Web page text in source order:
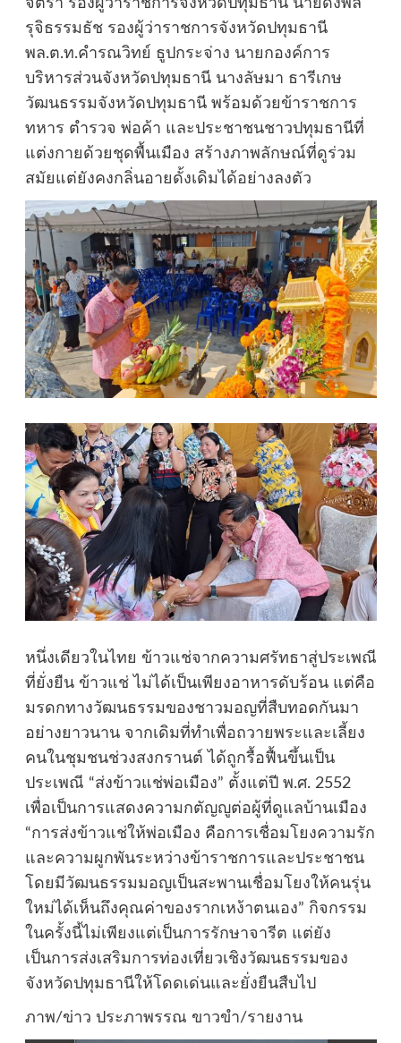
จิตรา รองผู้ว่าราชการจังหวัดปทุมธานี นายดงพล
รุจิธรรมธัช รองผู้ว่าราชการจังหวัดปทุมธานี
พล.ต.ท.คำรณวิทย์ ธูปกระจ่าง นายกองค์การ
บริหารส่วนจังหวัดปทุมธานี นางลัษมา ธารีเกษ
วัฒนธรรมจังหวัดปทุมธานี พร้อมด้วยข้าราชการ
ทหาร ตำรวจ พ่อค้า และประชาชนชาวปทุมธานีที่
แต่งกายด้วยชุดพื้นเมือง สร้างภาพลักษณ์ที่ดูร่วม
สมัยแต่ยังคงกลิ่นอายดั้งเดิมได้อย่างลงตัว
หนึ่งเดียวในไทย ข้าวแช่จากความศรัทธาสู่ประเพณี
ที่ยั่งยืน ข้าวแช่ ไม่ได้เป็นเพียงอาหารดับร้อน แต่คือ
มรดกทางวัฒนธรรมของชาวมอญที่สืบทอดกันมา
อย่างยาวนาน จากเดิมที่ทำเพื่อถวายพระและเลี้ยง
คนในชุมชนช่วงสงกรานต์ ได้ถูกรื้อฟื้นขึ้นเป็น
ประเพณี “ส่งข้าวแช่พ่อเมือง” ตั้งแต่ปี พ.ศ. 2552
เพื่อเป็นการแสดงความกตัญญูต่อผู้ที่ดูแลบ้านเมือง
“การส่งข้าวแช่ให้พ่อเมือง คือการเชื่อมโยงความรัก
และความผูกพันระหว่างข้าราชการและประชาชน
โดยมีวัฒนธรรมมอญเป็นสะพานเชื่อมโยงให้คนรุ่น
ใหม่ได้เห็นถึงคุณค่าของรากเหง้าตนเอง” กิจกรรม
ในครั้งนี้ไม่เพียงแต่เป็นการรักษาจารีต แต่ยัง
เป็นการส่งเสริมการท่องเที่ยวเชิงวัฒนธรรมของ
จังหวัดปทุมธานีให้โดดเด่นและยั่งยืนสืบไป
ภาพ/ข่าว ประภาพรรณ ขาวขำ/รายงาน